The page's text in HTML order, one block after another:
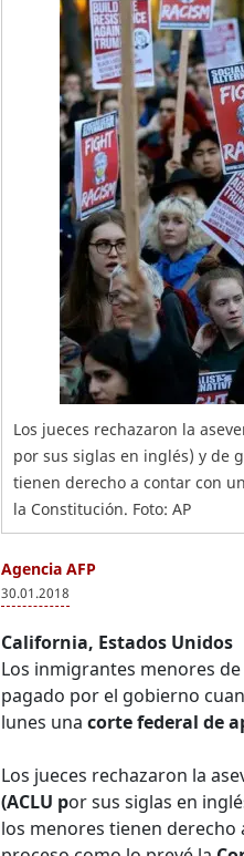
Los jueces rechazaron la
por sus siglas en inglés) y de
tienen derecho a contar con
la Constitución. Foto: AP
Agencia AFP
30.01.2018
California, Estados Unidos
Los inmigrantes menores de
pagado por el gobierno
lunes una corte federal de
Los jueces rechazaron la
(ACLU por sus siglas en
los menores tienen